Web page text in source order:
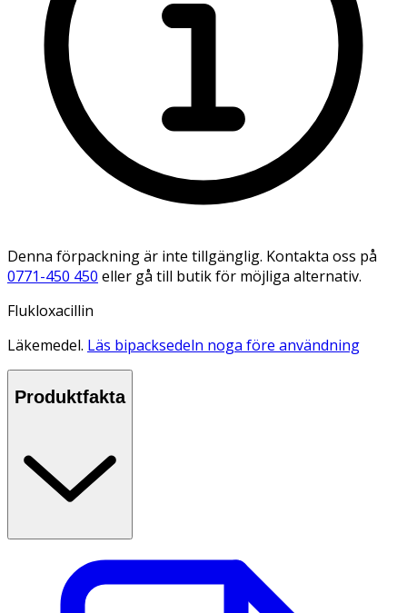
Denna förpackning är inte tillgänglig. Kontakta oss på
0771-450 450 eller gå till butik för möjliga alternativ.
Flukloxacillin
Läkemedel. Läs bipacksedeln noga före användning
Produktfakta